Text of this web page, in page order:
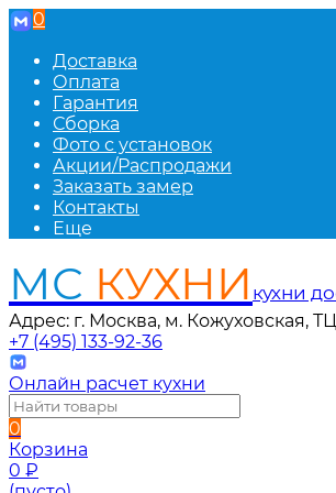
0
Доставка
Оплата
Гарантия
Сборка
Фото с установок
Акции/Распродажи
Заказать замер
Контакты
Еще
МС КУХНИ кухни
Адрес: г. Москва, м. Кожуховская,
+7 (495) 133-92-36
Онлайн расчет кухни
0
Корзина
0 ₽